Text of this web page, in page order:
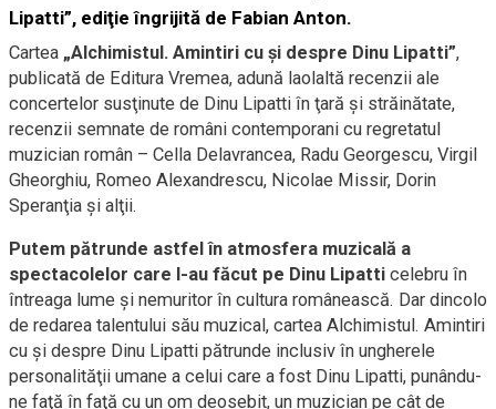
Lipatti”, ediţie îngrijită de Fabian Anton.
Cartea „Alchimistul. Amintiri cu şi despre Dinu Lipatti”,
publicată de Editura Vremea, adună laolaltă recenzii ale
concertelor susţinute de Dinu Lipatti în ţară şi străinătate,
recenzii semnate de români contemporani cu regretatul
muzician român – Cella Delavrancea, Radu Georgescu, Virgil
Gheorghiu, Romeo Alexandrescu, Nicolae Missir, Dorin
Speranţia şi alţii.
Putem pătrunde astfel în atmosfera muzicală a
spectacolelor care l-au făcut pe Dinu Lipatti celebru în
întreaga lume şi nemuritor în cultura românească. Dar dincolo
de redarea talentului său muzical, cartea Alchimistul. Amintiri
cu şi despre Dinu Lipatti pătrunde inclusiv în ungherele
personalităţii umane a celui care a fost Dinu Lipatti, punându-
ne faţă în faţă cu un om deosebit, un muzician pe cât de